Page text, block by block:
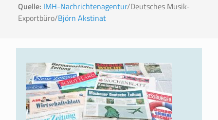
Quelle: IMH-Nachrichtenagentur/Deutsches Musik-
Exportbüro/Björn Akstinat